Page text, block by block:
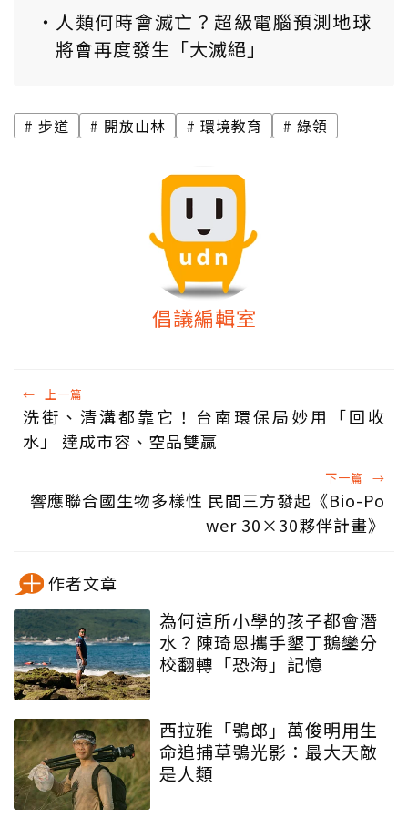
人類何時會滅亡？超級電腦預測地球
將會再度發生「大滅絕」
步道 開放山林 環境教育 綠領
倡議編輯室
← 上一篇
洗街、清溝都靠它！台南環保局妙用「回收
水」 達成市容、空品雙贏
下一篇 →
響應聯合國生物多樣性 民間三方發起《Bio-Po
wer 30×30夥伴計畫》
作者文章
為何這所小學的孩子都會潛
水？陳琦恩攜手墾丁鵝鑾分
校翻轉「恐海」記憶
西拉雅「鴞郎」萬俊明用生
命追捕草鴞光影：最大天敵
是人類